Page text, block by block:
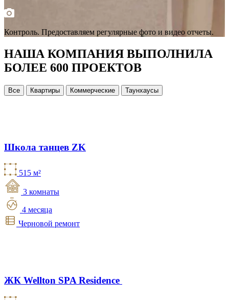
Контроль. Предоставляем регулярные фото и видео отчеты.
НАША КОМПАНИЯ ВЫПОЛНИЛА
БОЛЕЕ 600 ПРОЕКТОВ
Все Квартиры Коммерческие Таунхаусы
Школа танцев ZK
515 м²
3 комнаты
4 месяца
Черновой ремонт
ЖК Wellton SPA Residence